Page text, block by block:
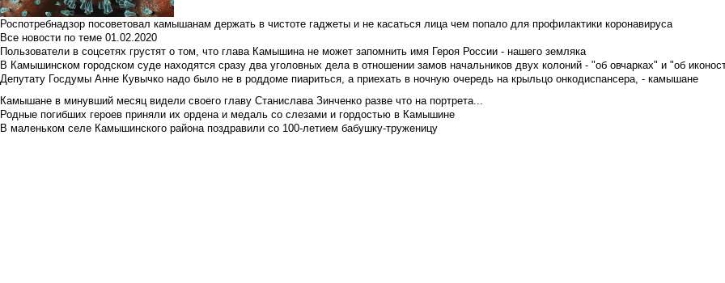
Роспотребнадзор посоветовал камышанам держать в чистоте гаджеты и не касаться лица чем попало для профилактики коронавируса
Все новости по теме 01.02.2020
Пользователи в соцсетях грустят о том, что глава Камышина не может запомнить имя Героя России - нашего земляка
В Камышинском городском суде находятся сразу два уголовных дела в отношении замов начальников двух колоний - "об овчарках" и "об
Депутату Госдумы Анне Кувычко надо было не в роддоме пиариться, а приехать в ночную очередь на крыльцо онкодиспансера, - камышане
Камышане в минувший месяц видели своего главу Станислава Зинченко разве что на портрета...
Родные погибших героев приняли их ордена и медаль со слезами и гордостью в Камышине
В маленьком селе Камышинского района поздравили со 100-летием бабушку-труженицу